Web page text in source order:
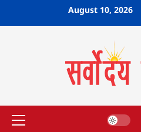
August 10, 2026
Primary